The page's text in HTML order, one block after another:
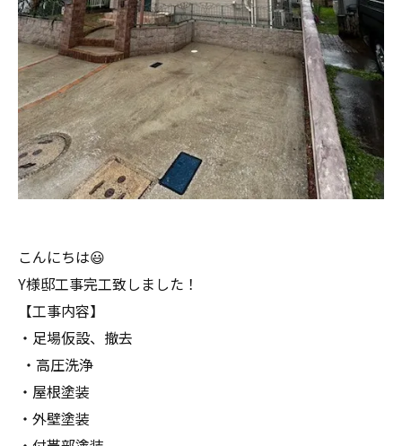
こんにちは😃
Y様邸工事完工致しました！
【工事内容】
・足場仮設、撤去
・高圧洗浄
・屋根塗装
・外壁塗装